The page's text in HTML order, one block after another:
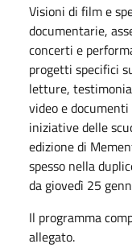
Visioni di film e
documentarie,
concerti e
progetti specifici
letture,
video e
iniziative delle
edizione di
spesso nella
da giovedì 25
Il programma
allegato.